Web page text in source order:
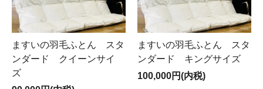
ますいの羽毛ふとん スタ
ンダード クイーンサイ
ズ
ますいの羽毛ふとん スタ
ンダード キングサイズ
100,000円(内税)